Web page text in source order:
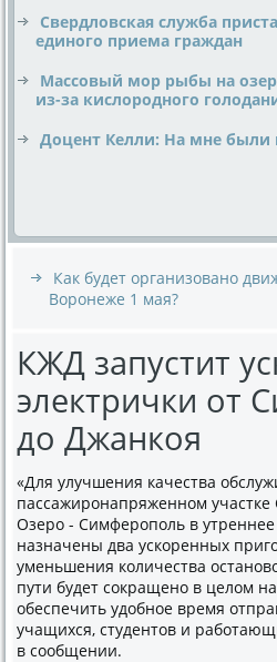
Свердловская служба
единого приема граждан
Массовый мор рыбы на
из-за кислородного
Доцент Келли: На мне
Как будет организовано
Воронеже 1 мая?
КЖД запустит
электрички от
до Джанкоя
«Для улучшения качества
пассажиронапряженном
Озеро - Симферополь в
назначены два ускоренных
уменьшения количества
пути будет сокращено в целом
обеспечить удобное время
учащихся, студентов и
в сообщении.